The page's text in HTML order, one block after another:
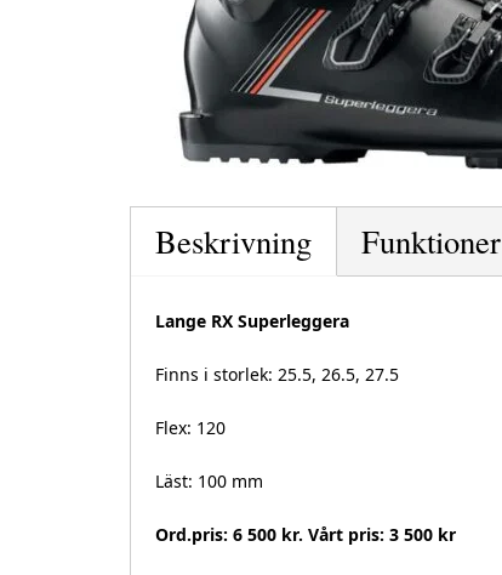
Beskrivning Funktioner
Lange RX Superleggera
Finns i storlek: 25.5, 26.5, 27.5
Flex: 120
Läst: 100 mm
Ord.pris: 6 500 kr. Vårt pris: 3 500 kr